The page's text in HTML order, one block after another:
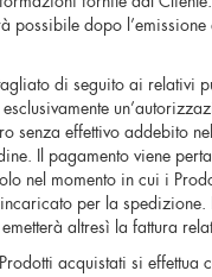
possibile dopo l’emissione
di seguito ai relativi
senza effettivo addebito
Il pagamento viene
nel momento in cui i
per la spedizione.
emetterà altresì la fattura
acquistati si effettua